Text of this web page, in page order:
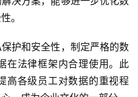
。
护和安全性，制定严格的数
在法律框架内合理使用。此
高各级员工对数据的重视程